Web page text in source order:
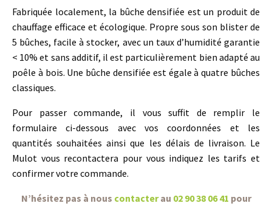
Fabriquée localement, la bûche densifiée est un produit de
chauffage efficace et écologique. Propre sous son blister de
5 bûches, facile à stocker, avec un taux d’humidité garantie
< 10% et sans additif, il est particulièrement bien adapté au
poêle à bois. Une bûche densifiée est égale à quatre bûches
classiques.
Pour passer commande, il vous suffit de remplir le
formulaire ci-dessous avec vos coordonnées et les
quantités souhaitées ainsi que les délais de livraison. Le
Mulot vous recontactera pour vous indiquez les tarifs et
confirmer votre commande.
N’hésitez pas à nous contacterau 02 90 38 06 41 pour